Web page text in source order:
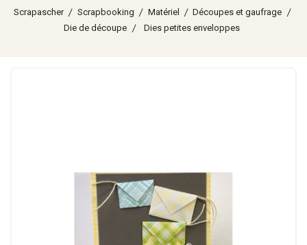
Scrapascher Scrapbooking Matériel
Découpes et gaufrage
Die de découpe
Dies petites enveloppes